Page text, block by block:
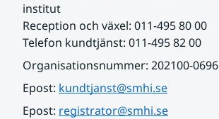
institut
Reception och växel: 011-495 80 00
Telefon kundtjänst: 011-495 82 00
Organisationsnummer: 202100-0696
Epost: kundtjanst@smhi.se
Epost: registrator@smhi.se